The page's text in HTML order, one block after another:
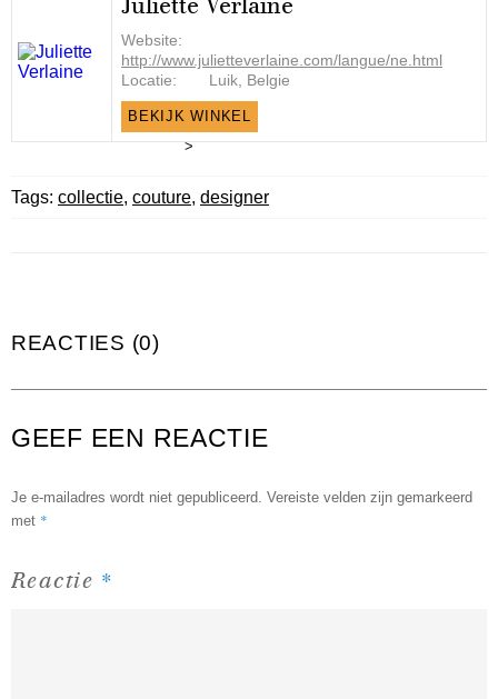
Juliette Verlaine
Website:
http://www.julietteverlaine.com/langue/ne.html
Locatie:
Luik, Belgie
BEKIJK WINKEL
>
Tags: collectie, couture, designer
REACTIES (0)
GEEF EEN REACTIE
Je e-mailadres wordt niet gepubliceerd. Vereiste velden zijn gemarkeerd
met *
Reactie *